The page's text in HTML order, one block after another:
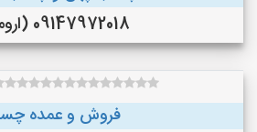
09147972018 (ارومیه)
فروش و عمده